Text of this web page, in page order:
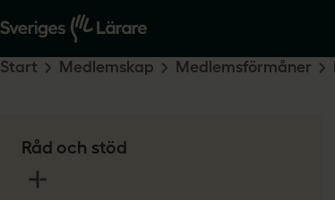
Råd och stöd
Start Medlemskap Medlemsförmåner